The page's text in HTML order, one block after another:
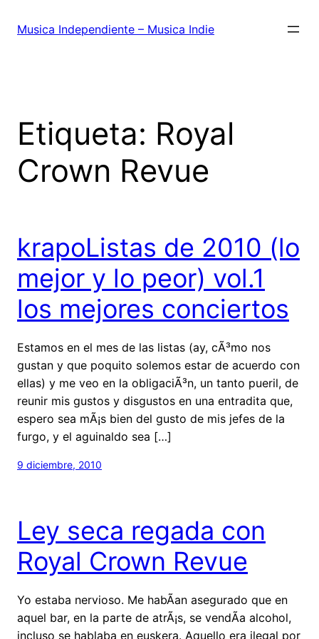
Musica Independiente – Musica Indie
Etiqueta: Royal
Crown Revue
krapoListas de 2010 (lo
mejor y lo peor) vol.1
los mejores conciertos
Estamos en el mes de las listas (ay, cÃ³mo nos
gustan y que poquito solemos estar de acuerdo con
ellas) y me veo en la obligaciÃ³n, un tanto pueril, de
reunir mis gustos y disgustos en una entradita que,
espero sea mÃ¡s bien del gusto de mis jefes de la
furgo, y el aguinaldo sea […]
9 diciembre, 2010
Ley seca regada con
Royal Crown Revue
Yo estaba nervioso. Me habÃ­an asegurado que en
aquel bar, en la parte de atrÃ¡s, se vendÃ­a alcohol,
incluso se hablaba en euskera. Aquello era ilegal por